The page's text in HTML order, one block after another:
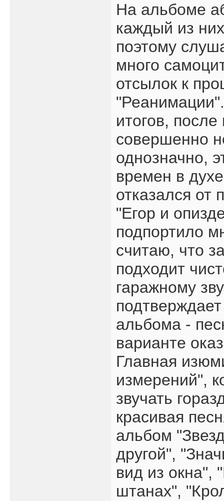
На альбоме
каждый из
поэтому
много
отсылок к
итогов,
совершенно
однозначно,
времен в
отказался от
"Егор и
подпортило
считаю, что
подходит
гаражному
альбома -
варианте
Главная
измерений",
звучать
красивая
альбом
другой",
вид из окна",
штанах",